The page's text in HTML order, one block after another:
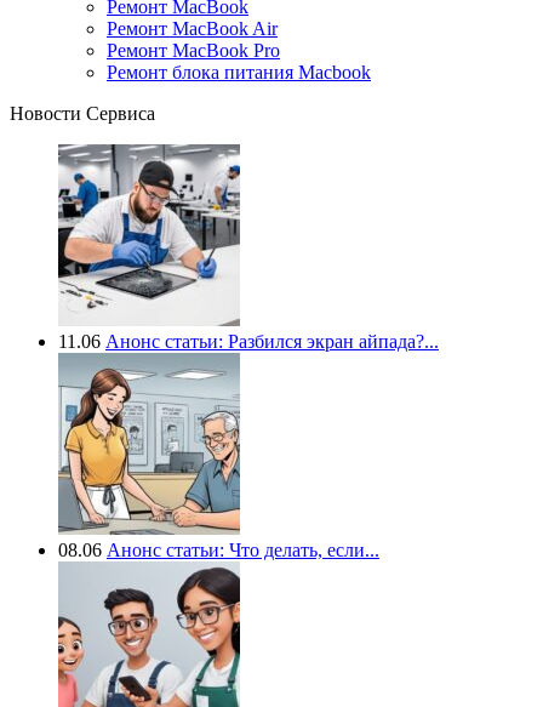
Ремонт MacBook
Ремонт MacBook Air
Ремонт MacBook Pro
Ремонт блока питания Macbook
Новости Сервиса
11.06 Анонс статьи: Разбился экран айпада?...
08.06 Анонс статьи: Что делать, если...